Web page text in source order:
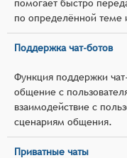
помогает быстро
по определённой теме
Поддержка чат-ботов
Функция поддержки
общение с
взаимодействие с
сценариям общения.
Приватные чаты